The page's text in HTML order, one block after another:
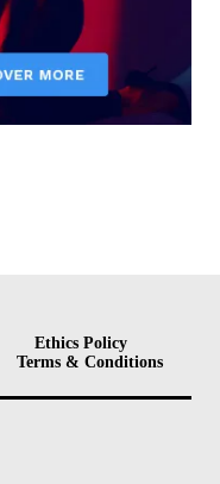
Ethics Policy
Terms & Conditions